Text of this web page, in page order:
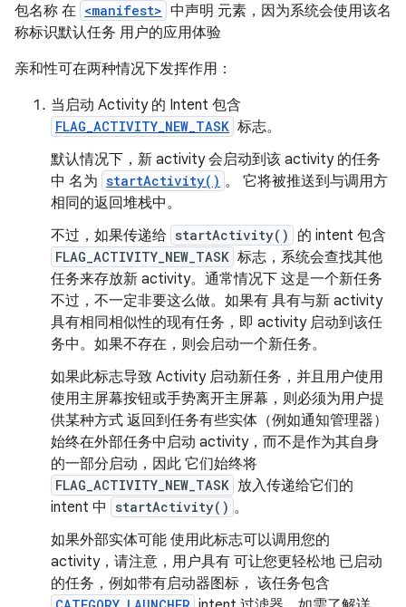
包名称 在 <manifest> 中声明 元素，因为系统会使用该名
称标识默认任务 用户的应用体验
亲和性可在两种情况下发挥作用：
当启动 Activity 的 Intent 包含
FLAG_ACTIVITY_NEW_TASK 标志。
默认情况下，新 activity 会启动到该 activity 的任务
中 名为 startActivity() 。 它将被推送到与调用方
相同的返回堆栈中。
不过，如果传递给 startActivity() 的 intent 包含
FLAG_ACTIVITY_NEW_TASK 标志，系统会查找其他
任务来存放新 activity。通常情况下 这是一个新任务
不过，不一定非要这么做。如果有 具有与新 activity
具有相同相似性的现有任务，即 activity 启动到该任
务中。如果不存在，则会启动一个新任务。
如果此标志导致 Activity 启动新任务，并且用户使用
使用主屏幕按钮或手势离开主屏幕，则必须为用户提
供某种方式 返回到任务有些实体（例如通知管理器）
始终在外部任务中启动 activity，而不是作为其自身
的一部分启动，因此 它们始终将
FLAG_ACTIVITY_NEW_TASK 放入传递给它们的
intent 中
startActivity() 。
如果外部实体可能 使用此标志可以调用您的
activity，请注意，用户具有 可让您更轻松地 已启动
的任务，例如带有启动器图标， 该任务包含